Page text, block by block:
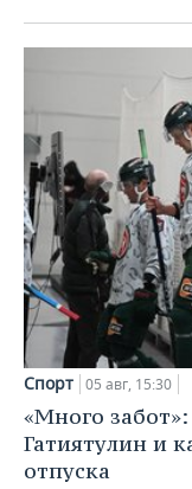
Спорт 05 авг, 15:30
«Много
Гатиятулин и
отпуска